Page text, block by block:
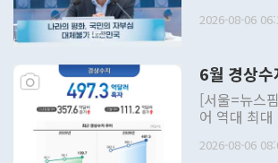
발언 중에는
주의적 희망
관의 대북
관 부처 장
관의 무리한
다. [정동영 통일부 장관이 지난달 23일 오후 서울 종로구 정부서울청사에
2026-08-06
6월 경상
[서울=뉴스
어 역대 최
료=한국은행] 한국은행이 6일 발표한 '2026년 6월 국제수지(잠정)'
2026-08-06